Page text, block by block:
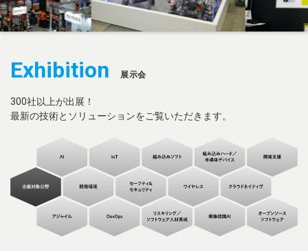
Exhibition 展示会
300社以上が出展！
最新の技術とソリューションをご覧いただきます。
English